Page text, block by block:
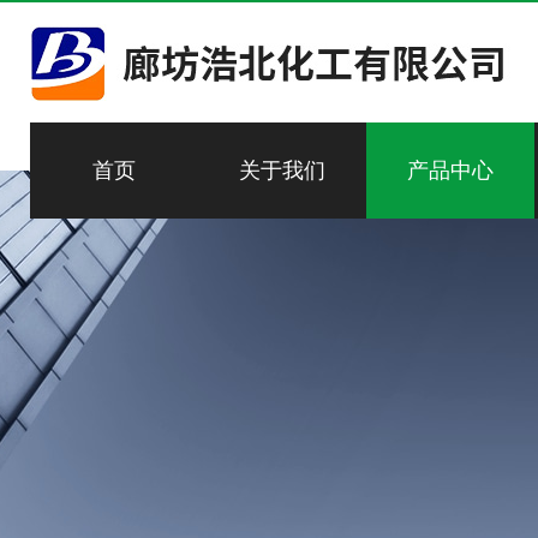
首页 关于我们 产品中心